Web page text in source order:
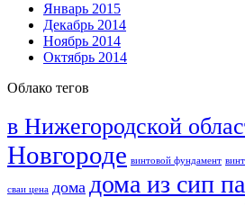
Январь 2015
Декабрь 2014
Ноябрь 2014
Октябрь 2014
Облако тегов
в Нижегородской
Новгороде винтовой фундамент
сваи цена дома дома из сип